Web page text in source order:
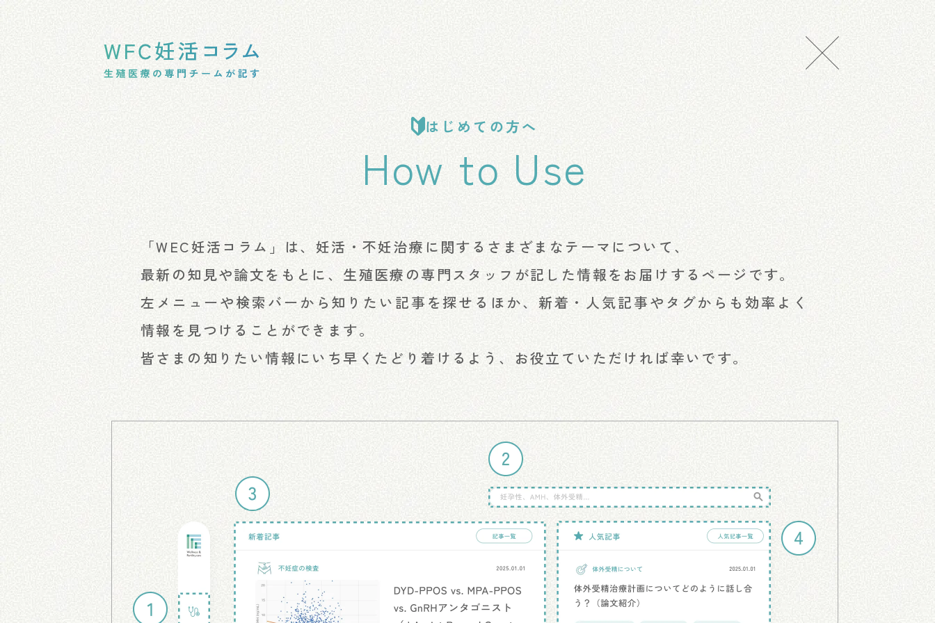
はじめての方へ
How to Use
「WEC妊活コラム」は、妊活・不妊治療に関するさまざまなテーマについて、
最新の知見や論文をもとに、生殖医療の専門スタッフが記した情報をお届けするページです。
左メニューや検索バーから知りたい記事を探せるほか、新着・人気記事やタグからも効率よく
情報を見つけることができます。
皆さまの知りたい情報にいち早くたどり着けるよう、お役立ていただければ幸いです。